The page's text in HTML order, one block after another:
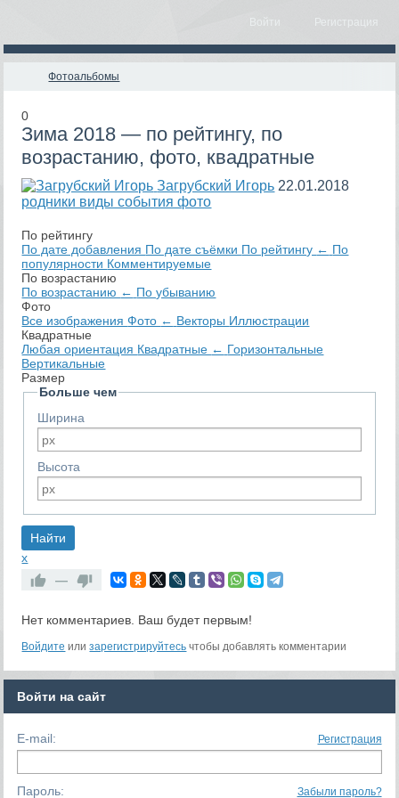
Войти Регистрация
Фотоальбомы
0
Зима 2018 — по рейтингу, по
возрастанию, фото, квадратные
Загрубский Игорь 22.01.2018
родники виды события фото
По рейтингу
По дате добавления По дате съёмки По рейтингу ← По
популярности Комментируемые
По возрастанию
По возрастанию ← По убыванию
Фото
Все изображенияФото ← Векторы Иллюстрации
Квадратные
Любая ориентация Квадратные ← Горизонтальные
Вертикальные
Размер
Больше чем
Ширина
Высота
x
—
Нет комментариев. Ваш будет первым!
Войдите илизарегистрируйтесь чтобы добавлять комментарии
Войти на сайт
E-mail: Регистрация
Пароль: Забыли пароль?